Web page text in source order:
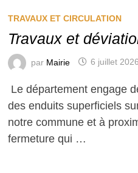
TRAVAUX ET CIRCULATION
Travaux et
par Mairie 6 juillet 2026
Le département engage
des enduits superficiels
notre commune et à
fermeture qui …